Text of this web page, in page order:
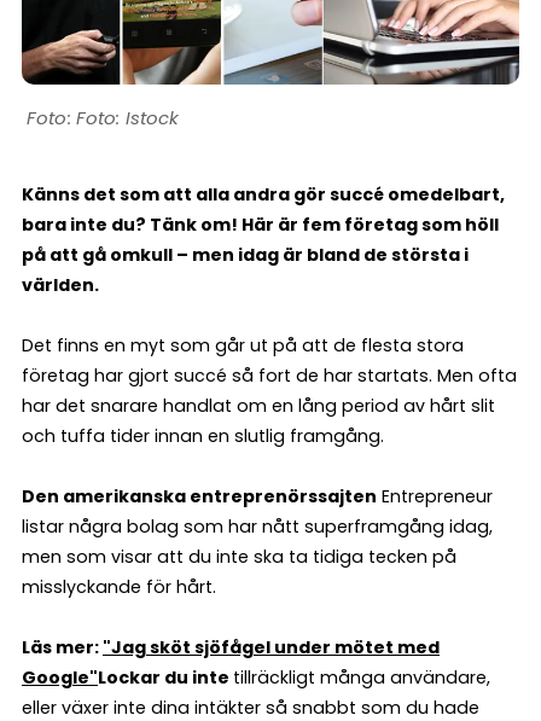
Foto: Istock
Känns det som att alla andra gör succé omedelbart,
bara inte du? Tänk om! Här är fem företag som höll
på att gå omkull – men idag är bland de största i
världen.
Det finns en myt som går ut på att de flesta stora
företag har gjort succé så fort de har startats. Men ofta
har det snarare handlat om en lång period av hårt slit
och tuffa tider innan en slutlig framgång.
Den amerikanska entreprenörssajten Entrepreneur
listar några bolag som har nått superframgång idag,
men som visar att du inte ska ta tidiga tecken på
misslyckande för hårt.
Läs mer: "Jag sköt sjöfågel under mötet med
Google"Lockar du inte tillräckligt många användare,
eller växer inte dina intäkter så snabbt som du hade